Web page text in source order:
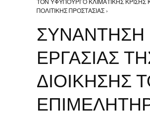
ΠΟΛΙΤΙΚΗΣ ΠΡΟΣΤΑΣΙΑΣ ›
ΣΥΝΑΝΤΗΣΗ
ΕΡΓΑΣΙΑΣ
ΔΙΟΙΚΗΣΗΣ